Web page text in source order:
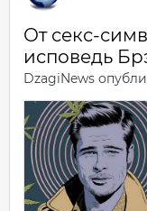
От секс-
исповедь
DzagiNews